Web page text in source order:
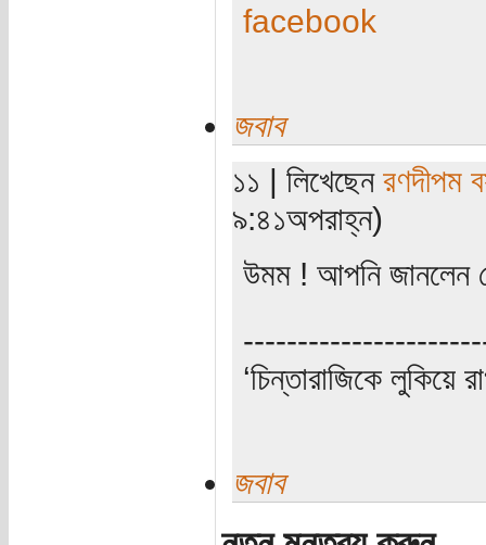
facebook
জবাব
১১ | লিখেছেন রণদীপম
৯:৪১অপরাহ্ন)
উমম ! আপনি জানলেন
‘চিন্তারাজিকে লুকিয়ে
জবাব